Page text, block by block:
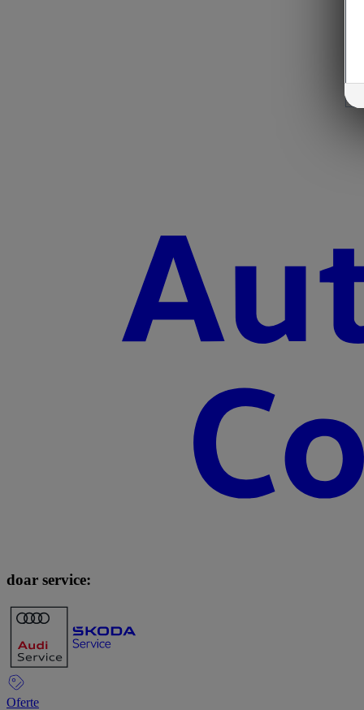
doar service:
Oferte